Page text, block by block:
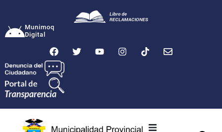
Munimoq
Digital